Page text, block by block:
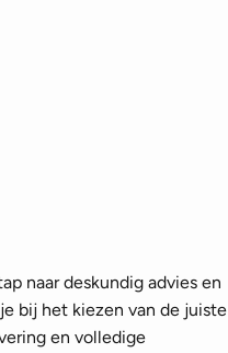
naar deskundig advies en
bij het kiezen van de juiste
en volledige